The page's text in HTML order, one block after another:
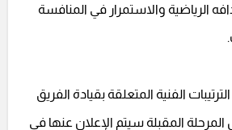
الرياضية والاستمرار في المنافسة
الفنية المتعلقة بقيادة الفريق
المرحلة المقبلة سيتم الإعلان عنها في